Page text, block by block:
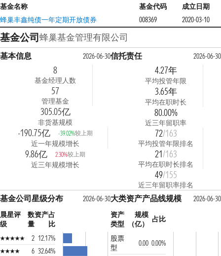
基金名称 基金代码
成立日期
蜂巢丰鑫纯债一年定期开放债券
008369 2020-03-10
基金公司蜂巢基金管理有限公司
基本信息 2026-06-30
8
基金经理人数
57
管理基金
305.05亿
非货基规模
-190.75亿 -39.02%较上期
近一年规模增长
9.86亿 2.30%较上期
近三年规模增长
信托责任 2026-06-30
4.27年
平均投管年限
3.65年
平均在职时长
80.00%
近三年留职率
72/163
平均投管年限排名
21/163
平均在职时长排名
49/155
近三年留职率排名
基金公司星级分布
2026-06-30
晨星评
级
数
量
资产占
比
2 12.17%
6 32.64%
大类资产产品线规模
2026-06-30
资产
类型
规模
（亿）
占比
股票
型
0.00 0.00%